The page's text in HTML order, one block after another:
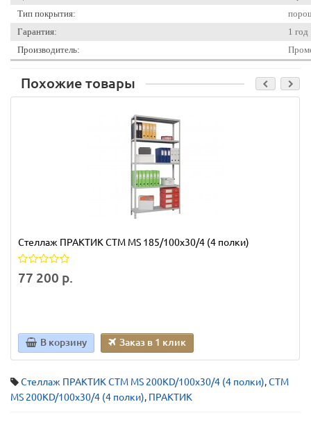
Тип покрытия:
Гарантия:
1 год
Производитель:
Похожие товары
Стеллаж ПРАКТИК СТМ MS 185/100х30/4 (4 полки)
77 200 р.
В корзину Заказ в 1 клик
Стеллаж ПРАКТИК СТМ MS 200KD/100х30/4 (4 полки),СТМ
MS 200KD/100х30/4 (4 полки), ПРАКТИК